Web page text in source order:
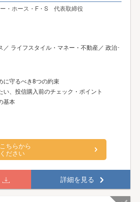
・ホース・F・S 代表取締役
／ ライフスタイル・マネー・不動産／ 政治･
に守るべき8つの約束
い、投信購入前のチェック・ポイント
基本
ちらから
ださい
詳細を見る